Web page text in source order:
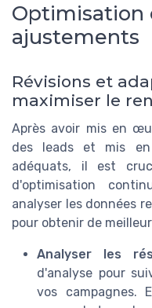
Optimisation
ajustements
Révisions et
maximiser le
Après avoir mis en
des leads et mis
adéquats, il est
d'optimisation
analyser les données
pour obtenir de
Analyser les
d'analyse pour
vos campagnes.